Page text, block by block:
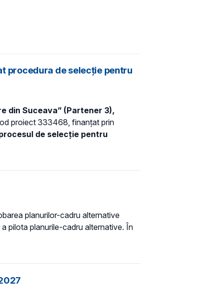
procedura de selecție pentru
din Suceava” (Partener 3),
proiect 333468, finanțat prin
de selecție pentru
planurilor-cadru alternative
pilota planurile-cadru alternative. În